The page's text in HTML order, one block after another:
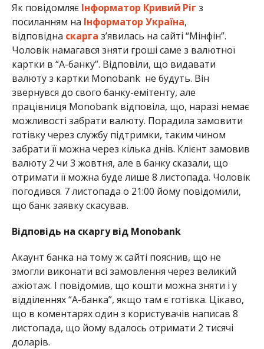
Як повідомляє Інформатор Кривий Ріг з
посиланням на Інформатор Україна,
відповідна скарга з’явилась на сайті “Мінфін”.
Чоловік намагався зняти гроші саме з валютної
картки в “А-банку”. Відповіли, що видавати
валюту з картки Monobank не будуть. Він
звернувся до свого банку-емітенту, але
працівниця Monobank відповіла, що, наразі немає
можливості забрати валюту. Порадила замовити
готівку через службу підтримки, таким чином
забрати її можна через кілька днів. Клієнт замовив
валюту 2 чи 3 жовтня, але в банку сказали, що
отримати її можна буде лише 8 листопада. Чоловік
погодився. 7 листопада о 21:00 йому повідомили,
що банк заявку скасував.
Відповідь на скаргу від Monobank
Акаунт банка на тому ж сайті пояснив, що не
змогли виконати всі замовлення через великий
ажіотаж. І повідомив, що кошти можна зняти і у
відділеннях “А-банка”, якщо там є готівка. Цікаво,
що в коментарях один з користувачів написав 8
листопада, що йому вдалось отримати 2 тисячі
доларів.